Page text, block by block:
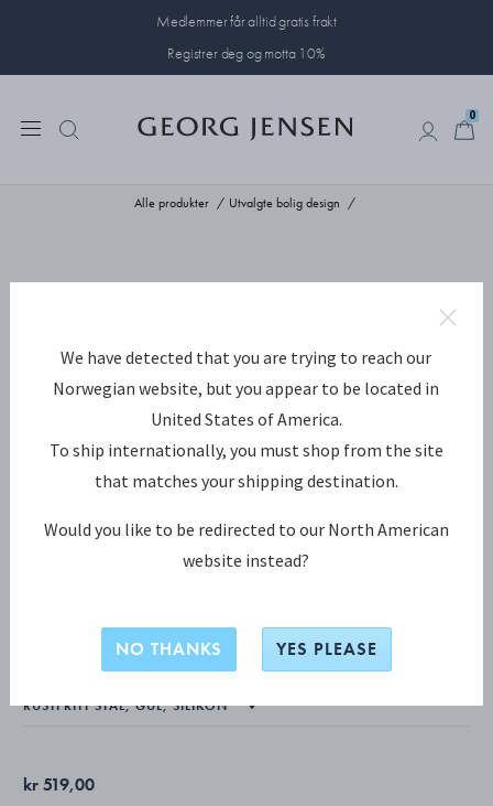
Medlemmer får alltid gratis frakt
Registrer deg og motta 10%
0
Alle produkter Utvalgte bolig design
ELEPHANT eske, gul
kr 519,00
We have detected that you are trying to reach our
Norwegian website, but you appear to be located in
United States of America.
To ship internationally, you must shop from the site
that matches your shipping destination.
Would you like to be redirected to our North American
website instead?
NO THANKS YES PLEASE